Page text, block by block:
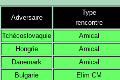
Adversaire
Type
rencontre
Tchécoslovaquie
Amical
Hongrie
Amical
Danemark
Amical
Bulgarie
Elim CM